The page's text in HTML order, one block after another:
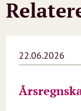
22.06.2026